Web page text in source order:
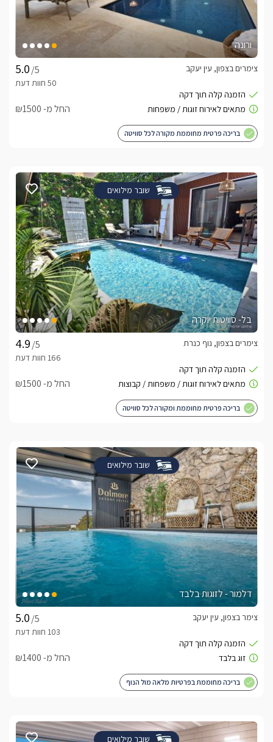
ורונה
/5
צימרים בצפון, עין יעקב
החל מ- ₪1500
בריכה פרטית מחוממת מקורה לכל סוויטה
שובר מילואים
בל- סוויטות יוקרה
/5
צימרים בצפון, נוף כנרת
החל מ- ₪1500
בריכה פרטית מחוממת ומקורה לכל סוויטה
שובר מילואים
דלמור - לזוגות בלבד
/5
צימר בצפון, עין יעקב
החל מ- ₪1400
בריכה מחוממת בפרטיות מלאה מול הנוף
שובר מילואים